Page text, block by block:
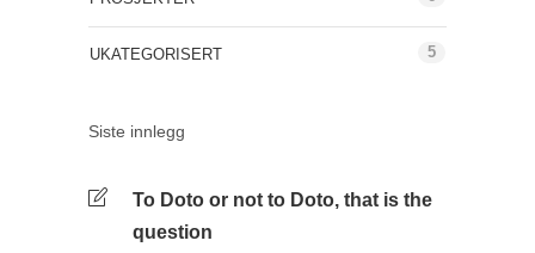
UKATEGORISERT 5
Siste innlegg
To Doto or not to Doto, that is the
question